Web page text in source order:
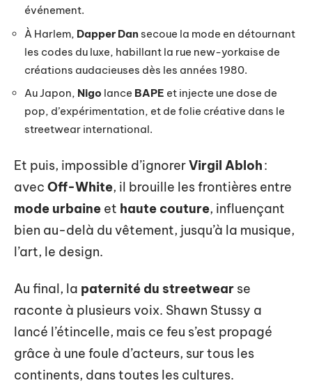
événement.
À Harlem, Dapper Dan secoue la mode en détournant
les codes du luxe, habillant la rue new-yorkaise de
créations audacieuses dès les années 1980.
Au Japon, Nigo lance BAPE et injecte une dose de
pop, d’expérimentation, et de folie créative dans le
streetwear international.
Et puis, impossible d’ignorerVirgil Abloh:
avec Off-White, il brouille les frontières entre
mode urbaine et haute couture, influençant
bien au-delà du vêtement, jusqu’à la musique,
l’art, le design.
Au final, la paternité du streetwear se
raconte à plusieurs voix. Shawn Stussy a
lancé l’étincelle, mais ce feu s’est propagé
grâce à une foule d’acteurs, sur tous les
continents, dans toutes les cultures.